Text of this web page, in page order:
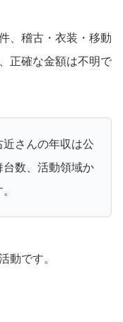
、稽古・衣装・移動
正確な金額は不明で
近さんの年収は公
数、活動領域か
動です。